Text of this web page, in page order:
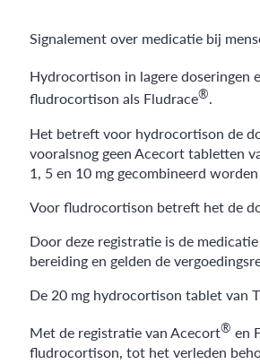
Signalement over medicatie bij
Hydrocortison in lagere doseringen
fludrocortison als Fludrace®.
Het betreft voor hydrocortison de
vooralsnog geen Acecort tabletten
1, 5 en 10 mg gecombineerd
Voor fludrocortison betreft het de
Door deze registratie is de
bereiding en gelden de
De 20 mg hydrocortison tablet van
Met de registratie van Acecort® en
fludrocortison, tot het verleden